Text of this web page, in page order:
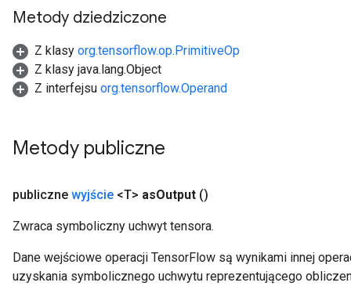
Metody dziedziczone
Z klasy org.tensorflow.op.PrimitiveOp
Z klasy java.lang.Object
Z interfejsu org.tensorflow.Operand
Metody publiczne
publiczne wyjście <T> asOutput ()
Zwraca symboliczny uchwyt tensora.
Dane wejściowe operacji TensorFlow są wynikami innej
uzyskania symbolicznego uchwytu reprezentującego